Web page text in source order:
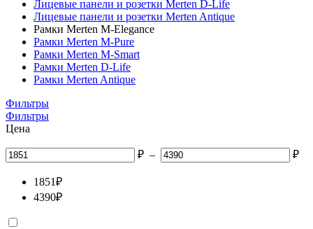
Лицевые панели и розетки Merten D-Life
Лицевые панели и розетки Merten Antique
Рамки Merten M-Elegance
Рамки Merten M-Pure
Рамки Merten M-Smart
Рамки Merten D-Life
Рамки Merten Antique
Фильтры
Фильтры
Цена
₽ – ₽
1851₽
4390₽